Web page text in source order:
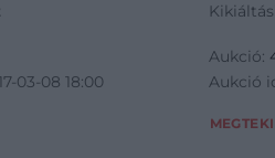
03-08 18:00
Aukció:
Aukció